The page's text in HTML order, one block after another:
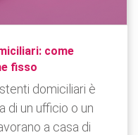
come
fisso
domiciliari è
di un ufficio o un
a casa di